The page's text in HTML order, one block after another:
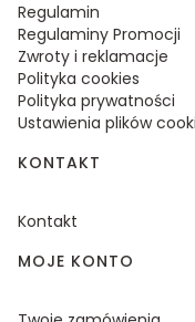
Regulamin
Regulaminy Promocji
Zwroty i reklamacje
Polityka cookies
Polityka prywatności
Ustawienia plików
KONTAKT
Kontakt
MOJE KONTO